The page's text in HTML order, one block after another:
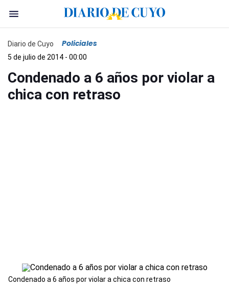
Diario de Cuyo Policiales
5 de julio de 2014 - 00:00
Condenado a 6 años por violar a
chica con retraso
Condenado a 6 años por violar a chica con retraso